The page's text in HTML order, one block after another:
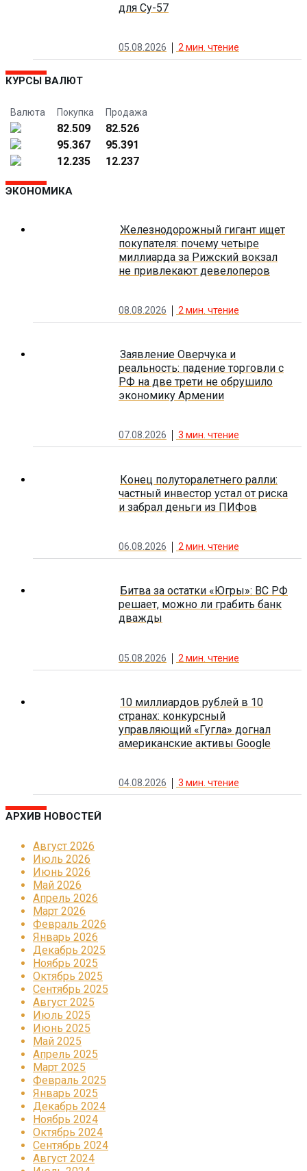
для Су-57
05.08.2026 2мин. чтение
КУРСЫ ВАЛЮТ
Валюта Покупка Продажа
82.509
82.526
95.367
95.391
12.235
12.237
ЭКОНОМИКА
Железнодорожный гигант ищет
покупателя: почему четыре
миллиарда за Рижский вокзал
не привлекают девелоперов
08.08.2026 2 мин. чтение
Заявление Оверчука и
реальность: падение торговли с
РФ на две трети не обрушило
экономику Армении
07.08.2026 3 мин. чтение
Конец полуторалетнего ралли:
частный инвестор устал от риска
и забрал деньги из ПИФов
06.08.2026 2 мин. чтение
Битва за остатки «Югры»: ВС РФ
решает, можно ли грабить банк
дважды
05.08.2026 2 мин. чтение
10 миллиардов рублей в 10
странах: конкурсный
управляющий «Гугла» догнал
американские активы Google
04.08.2026 3 мин. чтение
АРХИВ НОВОСТЕЙ
Август 2026
Июль 2026
Июнь 2026
Май 2026
Апрель 2026
Март 2026
Февраль 2026
Январь 2026
Декабрь 2025
Ноябрь 2025
Октябрь 2025
Сентябрь 2025
Август 2025
Июль 2025
Июнь 2025
Май 2025
Апрель 2025
Март 2025
Февраль 2025
Январь 2025
Декабрь 2024
Ноябрь 2024
Октябрь 2024
Сентябрь 2024
Август 2024